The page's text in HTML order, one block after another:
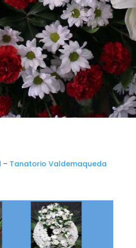
– Tanatorio Valdemaqueda